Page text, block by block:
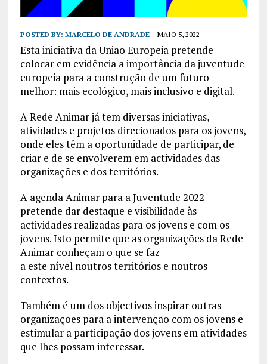
POSTED BY: MARCELO DE ANDRADE MAIO 5, 2022
Esta iniciativa da União Europeia pretende
colocar em evidência a importância da juventude
europeia para a construção de um futuro
melhor: mais ecológico, mais inclusivo e digital.
A Rede Animar já tem diversas iniciativas,
atividades e projetos direcionados para os jovens,
onde eles têm a oportunidade de participar, de
criar e de se envolverem em actividades das
organizações e dos territórios.
A agenda Animar para a Juventude 2022
pretende dar destaque e visibilidade às
actividades realizadas para os jovens e com os
jovens. Isto permite que as organizações da Rede
Animar conheçam o que se faz
a este nível noutros territórios e noutros
contextos.
Também é um dos objectivos inspirar outras
organizações para a intervenção com os jovens e
estimular a participação dos jovens em atividades
que lhes possam interessar.